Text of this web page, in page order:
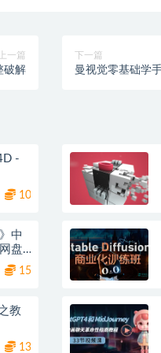
一篇
破解
下一篇
曼视觉零基础学
-
10
中
盘
15
教
13